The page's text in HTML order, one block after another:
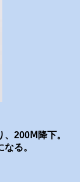
、200Ⅿ降下。
る。